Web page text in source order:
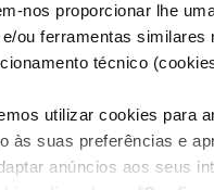
nos proporcionar lhe
ou ferramentas
técnico
utilizar cookies para
às suas preferências e
anúncios aos seus
Condições